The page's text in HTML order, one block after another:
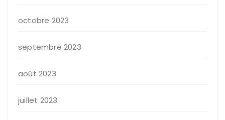
octobre 2023
septembre 2023
août 2023
juillet 2023